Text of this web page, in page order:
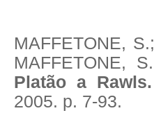
MAFFETONE,
MAFFETONE,
Platão a Rawls.
2005. p. 7-93.